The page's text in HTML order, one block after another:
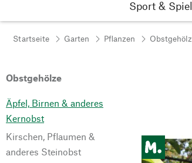
Sport & Spiel
Startseite Garten Pflanzen
Obstgehölze
Äpfel, Birnen & anderes
Kernobst
Kirschen, Pflaumen &
anderes Steinobst